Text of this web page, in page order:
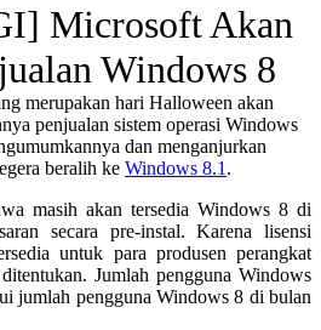
Microsoft Akan
Windows 8
merupakan hari Halloween akan
penjualan sistem operasi Windows
dan menganjurkan
beralih ke Windows 8.1 .
masih akan tersedia Windows 8 di
secara pre-instal. Karena lisensi
untuk para produsen perangkat
Jumlah pengguna Windows
jumlah pengguna Windows 8 di bulan